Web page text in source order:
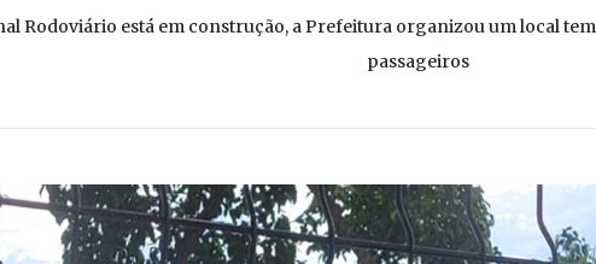
Rodoviário está em construção, a Prefeitura organizou um local
passageiros